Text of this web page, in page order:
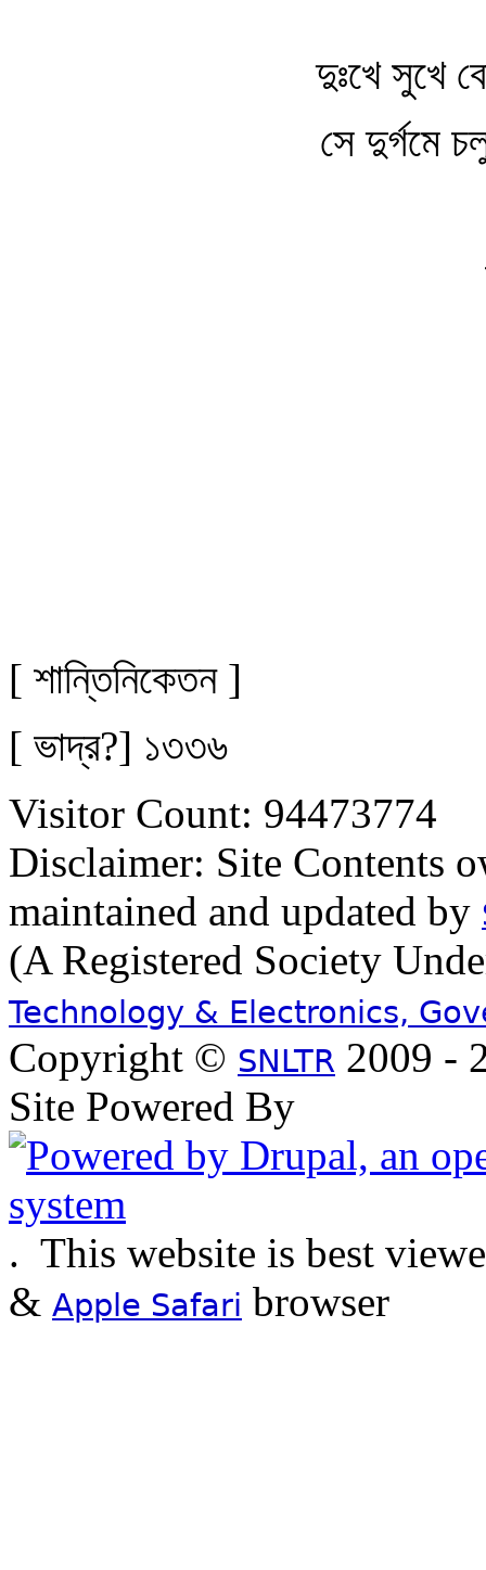
দুঃখে সুখে
সে দুর্গমে
[ শান্তিনিকেতন ]
[ ভাদ্র?] ১৩৩৬
Visitor Count: 94473774
Disclaimer: Site Contents
maintained and updated by
(A Registered Society
Technology & Electronics,
Copyright © SNLTR 2009 -
Site Powered By
. This website is best
& Apple Safari browser